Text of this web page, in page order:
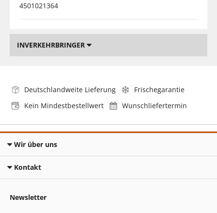
4501021364
INVERKEHRBRINGER
Deutschlandweite Lieferung
Frischegarantie
Kein Mindestbestellwert
Wunschliefertermin
Wir über uns
Kontakt
Newsletter